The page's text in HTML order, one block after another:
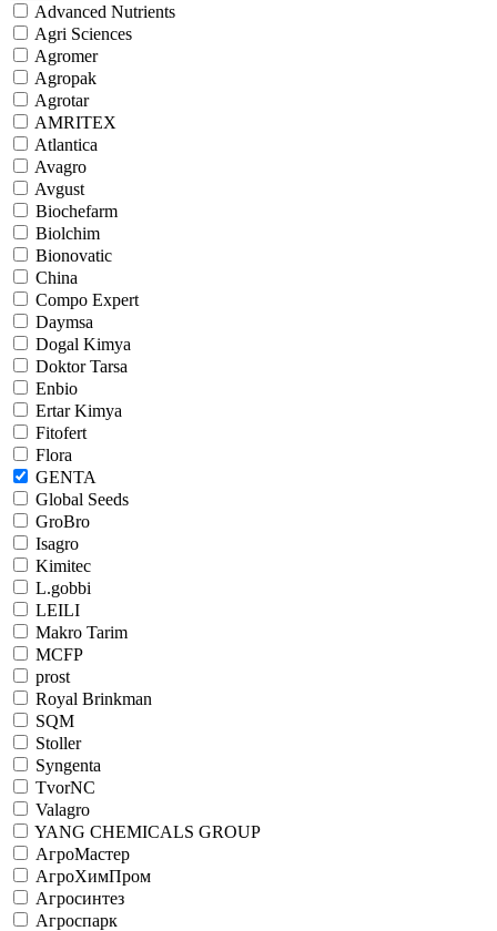
Advanced Nutrients
Agri Sciences
Agromer
Agropak
Agrotar
AMRITEX
Atlantica
Avagro
Avgust
Biochefarm
Biolchim
Bionovatic
China
Compo Expert
Daymsa
Dogal Kimya
Doktor Tarsa
Enbio
Ertar Kimya
Fitofert
Flora
GENTA
Global Seeds
GroBro
Isagro
Kimitec
L.gobbi
LEILI
Makro Tarim
MCFP
prost
Royal Brinkman
SQM
Stoller
Syngenta
TvorNC
Valagro
YANG CHEMICALS GROUP
АгроМастер
АгроХимПром
Агросинтез
Агроспарк